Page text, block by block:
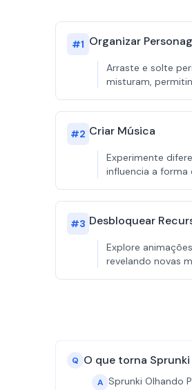
#1 Organizar
Arraste e solte
misturam,
#2 Criar Música
Experimente
influencia a forma
#3 Desbloquear
Explore
revelando novas
Q O que torna
A Sprunki Olhando